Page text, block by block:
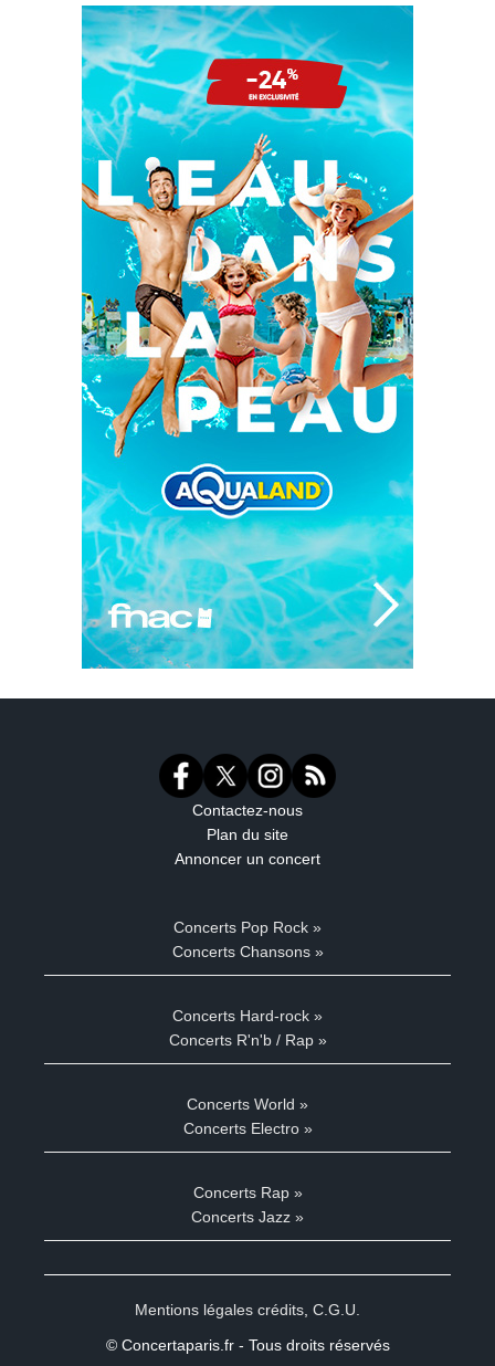
Contactez-nous
Plan du site
Annoncer un concert
Concerts Pop Rock »
Concerts Chansons »
Concerts Hard-rock »
Concerts R'n'b / Rap »
Concerts World »
Concerts Electro »
Concerts Rap »
Concerts Jazz »
Mentions légales crédits C.G.U.
© Concertaparis.fr - Tous droits réservés